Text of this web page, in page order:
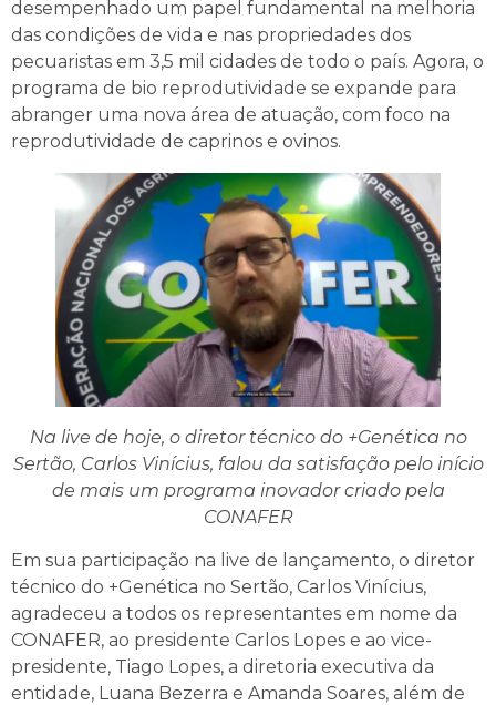
desempenhado um papel fundamental na melhoria
das condições de vida e nas propriedades dos
pecuaristas em 3,5 mil cidades de todo o país. Agora, o
programa de bio reprodutividade se expande para
abranger uma nova área de atuação, com foco na
reprodutividade de caprinos e ovinos.
Na live de hoje, o diretor técnico do +Genética no
Sertão, Carlos Vinícius, falou da satisfação pelo início
de mais um programa inovador criado pela
CONAFER
Em sua participação na live de lançamento, o diretor
técnico do +Genética no Sertão, Carlos Vinícius,
agradeceu a todos os representantes em nome da
CONAFER, ao presidente Carlos Lopes e ao vice-
presidente, Tiago Lopes, a diretoria executiva da
entidade, Luana Bezerra e Amanda Soares, além de